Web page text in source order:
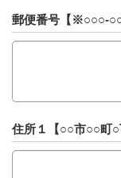
郵便番号【※○○○-
住所１【○○市○○町○